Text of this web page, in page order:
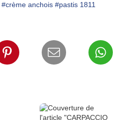
#crème anchois #pastis 1811